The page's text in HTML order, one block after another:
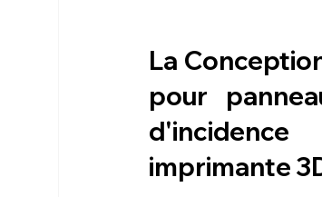
La
pour
imprimante